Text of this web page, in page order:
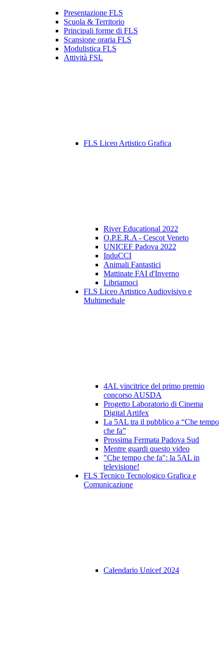
Presentazione FLS
Scuola & Territorio
Principali forme di FLS
Scansione oraria FLS
Modulistica FLS
Attività FSL
FLS Liceo Artistico Grafica
River Educational 2022
O.P.E.R.A - Cescot Veneto
UNICEF Padova 2022
InduCCI
Animali Fantastici
Mattinate FAI d'Inverno
Libriamoci
FLS Liceo Artistico Audiovisivo e
Multimediale
4AL vincitrice del primo premio
concorso AUSDA
Progetto Laboratorio di Cinema
Digital Artifex
La 5AL tra il pubblico a “Che tempo
che fa”
Prossima Fermata Padova Sud
Mentre guardi questo video
"Che tempo che fa": la 5AL in
televisione!
FLS Tecnico Tecnologico Grafica e
Comunicazione
Calendario Unicef 2024